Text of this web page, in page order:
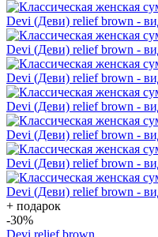
+ подарок
-30%
Devi relief brown